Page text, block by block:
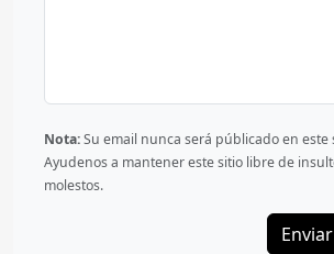
Nota:Su email nunca será públicado en este
Ayudenos a mantener este sitio libre de
molestos.